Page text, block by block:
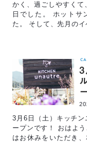
かく、過ごしやすく
日でした。 ホットサ
た。 そして、先月の
3月6日（土）キッチ
ープンです！ おはよ
はお休みをいただき